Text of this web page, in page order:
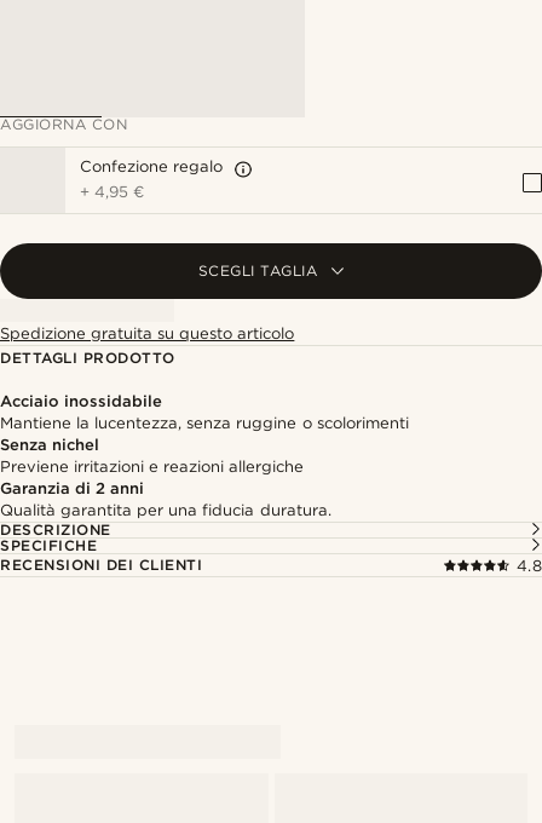
AGGIORNA CON
Confezione regalo
+4,95 €
SCEGLI TAGLIA
Spedizione gratuita su questo articolo
DETTAGLI PRODOTTO
Acciaio inossidabile
Mantiene la lucentezza, senza ruggine o scolorimenti
Senza nichel
Previene irritazioni e reazioni allergiche
Garanzia di 2 anni
Qualità garantita per una fiducia duratura.
DESCRIZIONE
SPECIFICHE
RECENSIONI DEI CLIENTI
4.8